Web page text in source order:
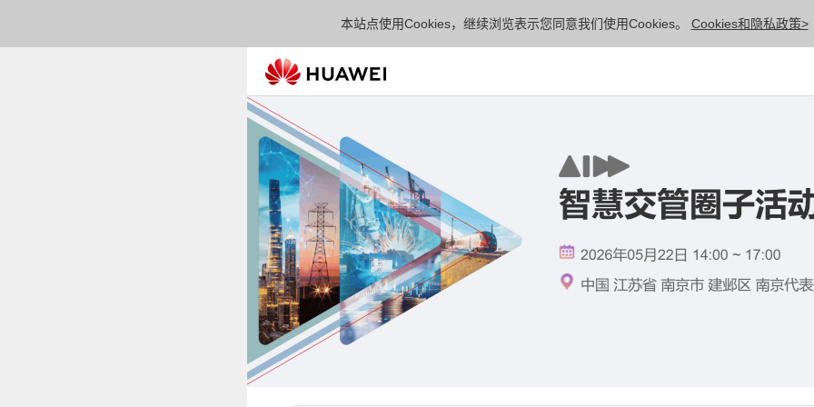
本站点使用Cookies，继续浏览表示您同意我们使用Cookies。 Cookies和隐私政策>